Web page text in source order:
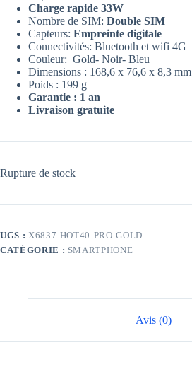
Charge rapide 33W
Nombre de SIM: Double SIM
Capteurs: Empreinte digitale
Connectivités: Bluetooth et wifi 4G
Couleur: Gold- Noir- Bleu
Dimensions : 168,6 x 76,6 x 8,3 mm
Poids : 199 g
Garantie : 1 an
Livraison gratuite
Rupture de stock
UGS : X6837-HOT40-PRO-GOLD
CATÉGORIE : SMARTPHONE
Avis (0)